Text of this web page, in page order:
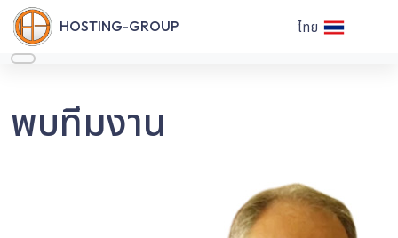
HOSTING-GROUP ไทย
พบทีมงาน